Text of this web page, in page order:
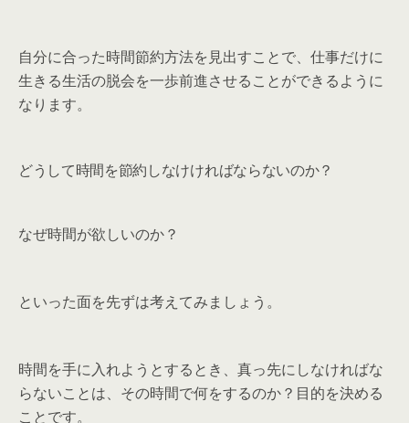
自分に合った時間節約方法を見出すことで、仕事だけに
生きる生活の脱会を一歩前進させることができるように
なります。
どうして時間を節約しなけければならないのか？
なぜ時間が欲しいのか？
といった面を先ずは考えてみましょう。
時間を手に入れようとするとき、真っ先にしなければな
らないことは、その時間で何をするのか？目的を決める
ことです。